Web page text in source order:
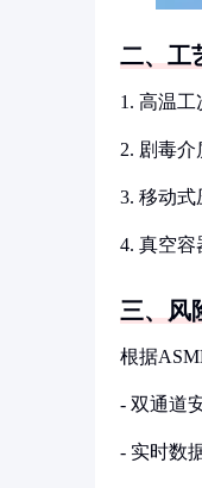
二、工
1. 高温
2. 剧毒
3. 移动
4. 真空
三、风
根据
- 双通道
- 实时数